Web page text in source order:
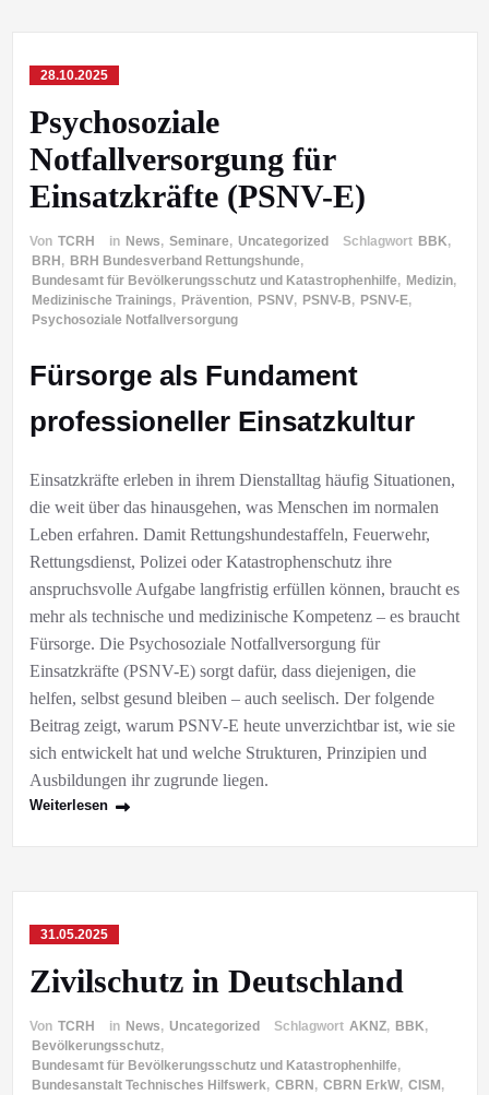
28.10.2025
Psychosoziale
Notfallversorgung für
Einsatzkräfte (PSNV-E)
Von TCRH in News, Seminare, Uncategorized Schlagwort BBK,
BRH, BRH Bundesverband Rettungshunde,
Bundesamt für Bevölkerungsschutz und Katastrophenhilfe, Medizin,
Medizinische Trainings, Prävention, PSNV, PSNV-B, PSNV-E,
Psychosoziale Notfallversorgung
Fürsorge als Fundament
professioneller Einsatzkultur
Einsatzkräfte erleben in ihrem Dienstalltag häufig Situationen,
die weit über das hinausgehen, was Menschen im normalen
Leben erfahren. Damit Rettungshundestaffeln, Feuerwehr,
Rettungsdienst, Polizei oder Katastrophenschutz ihre
anspruchsvolle Aufgabe langfristig erfüllen können, braucht es
mehr als technische und medizinische Kompetenz – es braucht
Fürsorge. Die Psychosoziale Notfallversorgung für
Einsatzkräfte (PSNV-E) sorgt dafür, dass diejenigen, die
helfen, selbst gesund bleiben – auch seelisch. Der folgende
Beitrag zeigt, warum PSNV-E heute unverzichtbar ist, wie sie
sich entwickelt hat und welche Strukturen, Prinzipien und
Ausbildungen ihr zugrunde liegen.
Weiterlesen
31.05.2025
Zivilschutz in Deutschland
Von TCRH in News, Uncategorized Schlagwort AKNZ, BBK,
Bevölkerungsschutz,
Bundesamt für Bevölkerungsschutz und Katastrophenhilfe,
Bundesanstalt Technisches Hilfswerk, CBRN, CBRN ErkW, CISM,